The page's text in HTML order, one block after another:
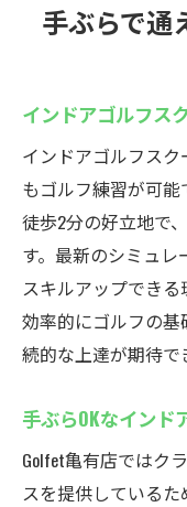
体験
の魅力
めよう
亀有駅近く
インドア
は
駅近イン
査
ル比較
アクセス
利点
手ぶらで通
インドアゴルフス
インドアゴルフス
もゴルフ練習が可能
徒歩2分の好立地で
す。最新のシミュ
スキルアップできる
効率的にゴルフの
続的な上達が期待で
手ぶらOKなインド
Golfet亀有店ではク
スを提供している